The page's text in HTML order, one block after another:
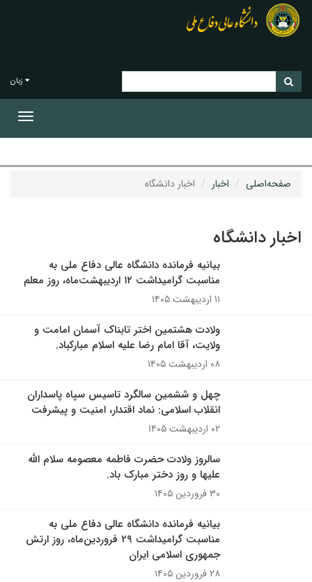
زبان
صفحه‌اصلی اخبار اخبار دانشگاه
اخبار دانشگاه
بیانیه فرمانده دانشگاه عالی دفاع ملی به
مناسبت گرامیداشت ۱۲ اردیبهشت‌ماه، روز معلم
۱۱ اردیبهشت ۱۴۰۵
ولادت هشتمین اختر تابناک آسمان امامت و
ولایت، آقا امام رضا علیه اسلام مبارکباد.
۰۸ اردیبهشت ۱۴۰۵
چهل و ششمین سالگرد تاسیس سپاه پاسداران
انقلاب اسلامی: نماد اقتدار، امنیت و پیشرفت
۰۲ اردیبهشت ۱۴۰۵
سالروز ولادت حضرت فاطمه معصومه سلام الله
علیها و روز دختر مبارک باد.
۳۰ فروردین ۱۴۰۵
بیانیه فرمانده دانشگاه عالی دفاع ملی به
مناسبت گرامیداشت ۲۹ فروردین‌ماه، روز ارتش
جمهوری اسلامی ایران
۲۸ فروردین ۱۴۰۵